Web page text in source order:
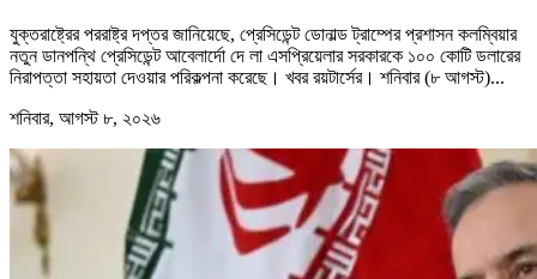
যুক্তরাষ্ট্রের পররাষ্ট্র দপ্তর জানিয়েছে, প্রেসিডেন্ট ডোনাল্ড ট্রাম্পের প্রশাসন কলম্বিয়ার
নতুন ডানপন্থি প্রেসিডেন্ট আবেলার্দো দে লা এসপ্রিয়েলার সরকারকে ১০০ কোটি ডলারের
নিরাপত্তা সহায়তা দেওয়ার পরিকল্পনা করেছে। খবর রয়টার্সের। শনিবার (৮ আগস্ট)...
শনিবার, আগস্ট ৮, ২০২৬